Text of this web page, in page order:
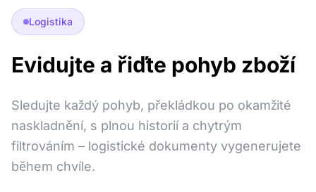
Logistika
Evidujte a řiďte pohyb zboží
Sledujte každý pohyb, překládkou po okamžité
naskladnění, s plnou historií a chytrým
filtrováním – logistické dokumenty vygenerujete
během chvíle.